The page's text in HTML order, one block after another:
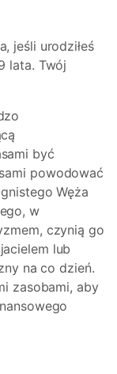
jeśli urodziłeś
lata. Twój
być
powodować
Węża
w
czynią go
lub
na co dzień.
zasobami, aby